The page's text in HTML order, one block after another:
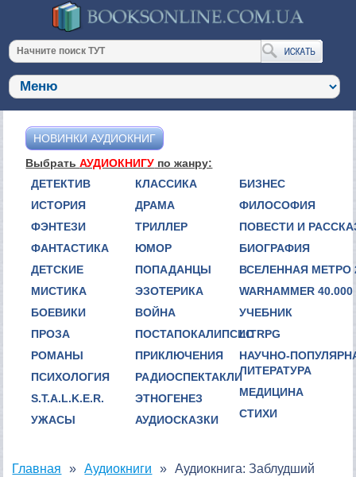
НОВИНКИ АУДИОКНИГ
ВыбратьАУДИОКНИГУ по жанру:
ДЕТЕКТИВ
ИСТОРИЯ
ФЭНТЕЗИ
ФАНТАСТИКА
ДЕТСКИЕ
МИСТИКА
БОЕВИКИ
ПРОЗА
РОМАНЫ
ПСИХОЛОГИЯ
S.T.A.L.K.E.R.
УЖАСЫ
КЛАССИКА
ДРАМА
ТРИЛЛЕР
ЮМОР
ПОПАДАНЦЫ
ЭЗОТЕРИКА
ВОЙНА
ПОСТАПОКАЛИПСИС
ПРИКЛЮЧЕНИЯ
РАДИОСПЕКТАКЛИ
ЭТНОГЕНЕЗ
АУДИОСКАЗКИ
БИЗНЕС
ФИЛОСОФИЯ
ПОВЕСТИ И
БИОГРАФИЯ
ВСЕЛЕННАЯ МЕТРО
WARHAMMER 40.000
УЧЕБНИК
LITRPG
НАУЧНО-
ЛИТЕРАТУРА
МЕДИЦИНА
СТИХИ
Главная Аудиокниги
Аудиокнига: Заблудший